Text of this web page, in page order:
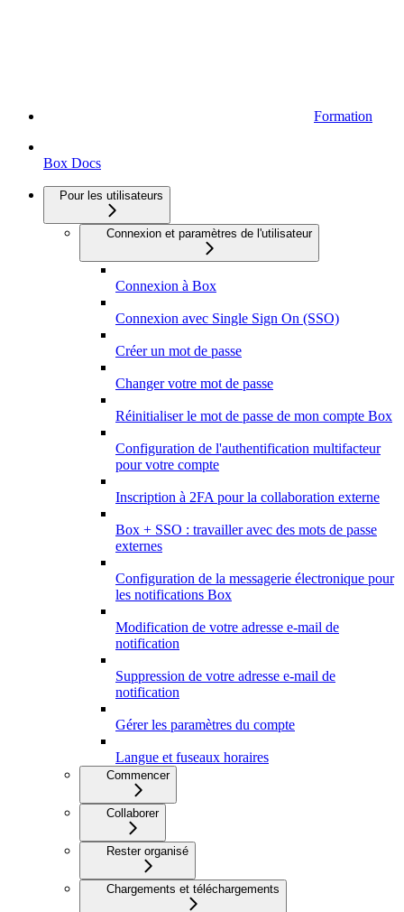
Formation
Box Docs
Pour les utilisateurs
Connexion et paramètres de l'utilisateur
Connexion à Box
Connexion avec Single Sign On (SSO)
Créer un mot de passe
Changer votre mot de passe
Réinitialiser le mot de passe de mon compte Box
Configuration de l'authentification multifacteur
pour votre compte
Inscription à 2FA pour la collaboration externe
Box + SSO : travailler avec des mots de passe
externes
Configuration de la messagerie électronique pour
les notifications Box
Modification de votre adresse e-mail de
notification
Suppression de votre adresse e-mail de
notification
Gérer les paramètres du compte
Langue et fuseaux horaires
Commencer
Collaborer
Rester organisé
Chargements et téléchargements